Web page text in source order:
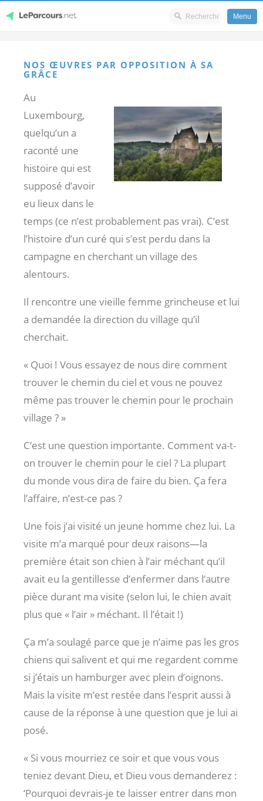
content
Menu
NOS ŒUVRES PAR OPPOSITION À SA
GRÂCE
Au
Luxembourg,
quelqu’un a
raconté une
histoire qui est
supposé d’avoir
eu lieux dans le
temps (ce n’est probablement pas vrai). C’est
l’histoire d’un curé qui s’est perdu dans la
campagne en cherchant un village des
alentours.
Il rencontre une vieille femme grincheuse et lui
a demandée la direction du village qu’il
cherchait.
« Quoi ! Vous essayez de nous dire comment
trouver le chemin du ciel et vous ne pouvez
même pas trouver le chemin pour le prochain
village ? »
C’est une question importante. Comment va-t-
on trouver le chemin pour le ciel ? La plupart
du monde vous dira de faire du bien. Ça fera
l’affaire, n’est-ce pas ?
Une fois j’ai visité un jeune homme chez lui. La
visite m’a marqué pour deux raisons—la
première était son chien à l’air méchant qu’il
avait eu la gentillesse d’enfermer dans l’autre
pièce durant ma visite (selon lui, le chien avait
plus que « l’air » méchant. Il l’était !)
Ça m’a soulagé parce que je n’aime pas les gros
chiens qui salivent et qui me regardent comme
si j’étais un hamburger avec plein d’oignons.
Mais la visite m’est restée dans l’esprit aussi à
cause de la réponse à une question que je lui ai
posé.
« Si vous mourriez ce soir et que vous vous
teniez devant Dieu, et Dieu vous demanderez :
‘Pourquoi devrais-je te laisser entrer dans mon